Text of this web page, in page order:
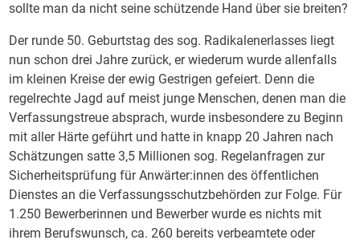
sollte man da nicht seine schützende Hand über sie breiten?
Der runde 50. Geburtstag des sog. Radikalenerlasses liegt
nun schon drei Jahre zurück, er wiederum wurde allenfalls
im kleinen Kreise der ewig Gestrigen gefeiert. Denn die
regelrechte Jagd auf meist junge Menschen, denen man die
Verfassungstreue absprach, wurde insbesondere zu Beginn
mit aller Härte geführt und hatte in knapp 20 Jahren nach
Schätzungen satte 3,5 Millionen sog. Regelanfragen zur
Sicherheitsprüfung für Anwärter:innen des öffentlichen
Dienstes an die Verfassungsschutzbehörden zur Folge. Für
1.250 Bewerberinnen und Bewerber wurde es nichts mit
ihrem Berufswunsch, ca. 260 bereits verbeamtete oder